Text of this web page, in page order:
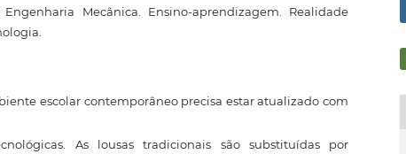
Engenharia Mecânica. Ensino-aprendizagem. Realidade
escolar contemporâneo precisa estar atualizado com
As lousas tradicionais são substituídas por